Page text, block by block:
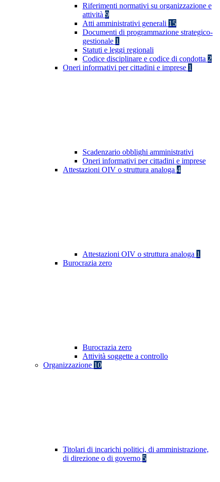
Riferimenti normativi su organizzazione e
attività 9
Atti amministrativi generali 15
Documenti di programmazione strategico-
gestionale 1
Statuti e leggi regionali
Codice disciplinare e codice di condotta 2
Oneri informativi per cittadini e imprese 1
Scadenzario obblighi amministrativi
Oneri informativi per cittadini e imprese
Attestazioni OIV o struttura analoga 4
Attestazioni OIV o struttura analoga 1
Burocrazia zero
Burocrazia zero
Attività soggette a controllo
Organizzazione 10
Titolari di incarichi politici, di amministrazione,
di direzione o di governo 5